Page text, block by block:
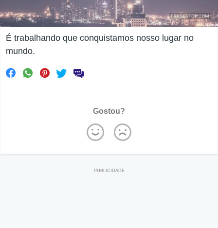
É trabalhando que conquistamos nosso lugar no
mundo.
Gostou?